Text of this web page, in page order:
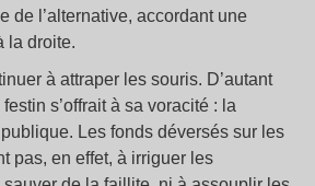
de l’alternative, accordant une
la droite.
à attraper les souris. D’autant
s’offrait à sa voracité : la
Les fonds déversés sur les
pas, en effet, à irriguer les